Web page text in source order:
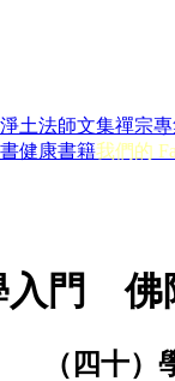
淨土法師文集禪宗
健康書籍我們的
入門 佛
（四十